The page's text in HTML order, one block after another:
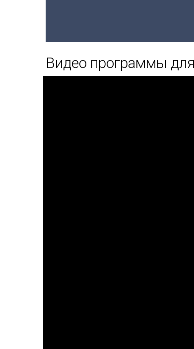
Видео программы